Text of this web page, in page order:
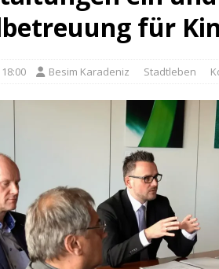
für
Besim Karadeniz Stadtleben